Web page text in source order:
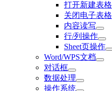
打开新建表格
关闭电子表格
内容读写
行/列操作
Sheet页操作
Word/WPS文档
对话框
数据处理
操作系统